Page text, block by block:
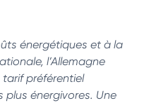
énergétiques et à la
l’Allemagne
tarif préférentiel
plus énergivores. Une